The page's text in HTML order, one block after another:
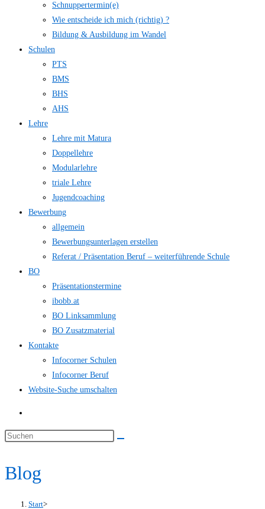
Schnuppertermin(e)
Wie entscheide ich mich (richtig) ?
Bildung & Ausbildung im Wandel
Schulen
PTS
BMS
BHS
AHS
Lehre
Lehre mit Matura
Doppellehre
Modularlehre
triale Lehre
Jugendcoaching
Bewerbung
allgemein
Bewerbungsunterlagen erstellen
Referat / Präsentation Beruf – weiterführende Schule
BO
Präsentationstermine
ibobb.at
BO Linksammlung
BO Zusatzmaterial
Kontakte
Infocorner Schulen
Infocorner Beruf
Website-Suche umschalten
Blog
Start>